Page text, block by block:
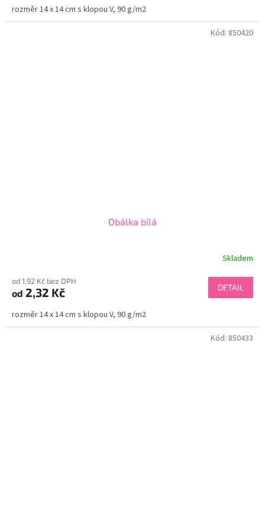
rozměr 14 x 14 cm s klopou V, 90 g/m2
Obálka bílá
Skladem
od 1,92 Kč bez DPH
od 2,32 Kč DETAIL
rozměr 14 x 14 cm s klopou V, 90 g/m2
Kód: 850420
Kód: 850433